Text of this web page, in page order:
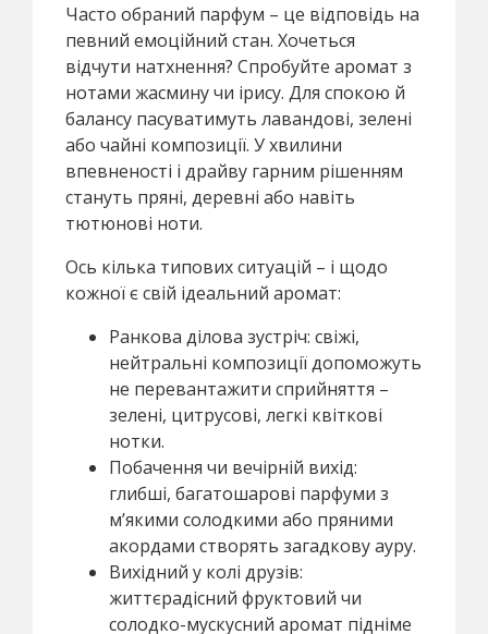
Часто обраний парфум – це відповідь на
певний емоційний стан. Хочеться
відчути натхнення? Спробуйте аромат з
нотами жасмину чи ірису. Для спокою й
балансу пасуватимуть лавандові, зелені
або чайні композиції. У хвилини
впевненості і драйву гарним рішенням
стануть пряні, деревні або навіть
тютюнові ноти.
Ось кілька типових ситуацій – і щодо
кожної є свій ідеальний аромат:
Ранкова ділова зустріч: свіжі,
нейтральні композиції допоможуть
не перевантажити сприйняття –
зелені, цитрусові, легкі квіткові
нотки.
Побачення чи вечірній вихід:
глибші, багатошарові парфуми з
м’якими солодкими або пряними
акордами створять загадкову ауру.
Вихідний у колі друзів:
життєрадісний фруктовий чи
солодко-мускусний аромат підніме